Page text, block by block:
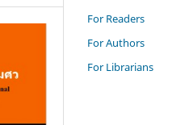
For Readers
For Authors
For Librarians